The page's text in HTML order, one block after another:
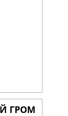
ГРОМ